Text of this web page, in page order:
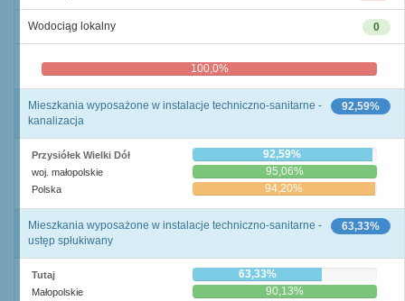
0
Wodociąg lokalny
100,0%
92,59%
Mieszkania wyposażone w instalacje techniczno-sanitarne -
kanalizacja
Przysiółek Wielki Dół 92,59%
woj. małopolskie 95,06%
Polska 94,20%
63,33%
Mieszkania wyposażone w instalacje techniczno-sanitarne -
ustęp spłukiwany
Tutaj 63,33%
Małopolskie 90,13%